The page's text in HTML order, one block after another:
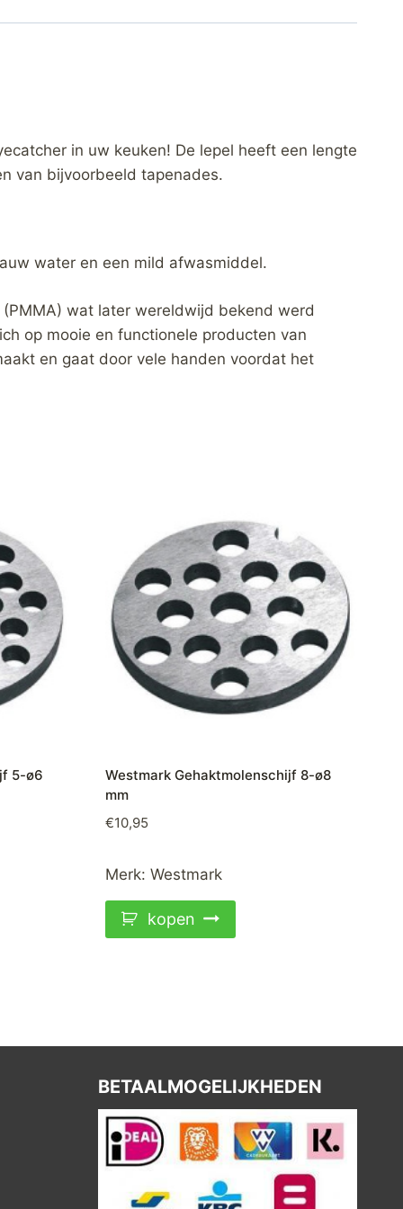
in uw keuken! De lepel heeft een lengte
van bijvoorbeeld tapenades.
water en een mild afwasmiddel.
wat later wereldwijd bekend werd
op mooie en functionele producten van
en gaat door vele handen voordat het
5-ø6
Westmark Gehaktmolenschijf 8-ø8
mm
€10,95
Merk: Westmark
kopen
BETAALMOGELIJKHEDEN